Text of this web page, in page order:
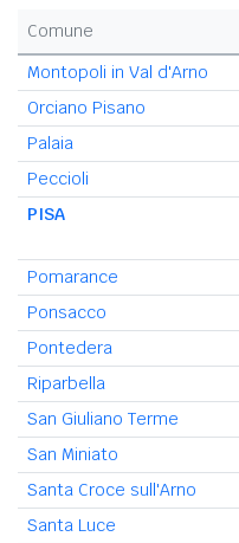
Comune
Montopoli in Val d'Arno
Orciano Pisano
Palaia
Peccioli
PISA
Pomarance
Ponsacco
Pontedera
Riparbella
San Giuliano Terme
San Miniato
Santa Croce sull'Arno
Santa Luce